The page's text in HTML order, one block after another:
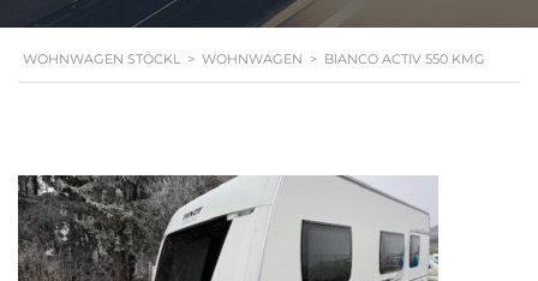
WOHNWAGEN STÖCKL > WOHNWAGEN > BIANCO ACTIV 550 KMG